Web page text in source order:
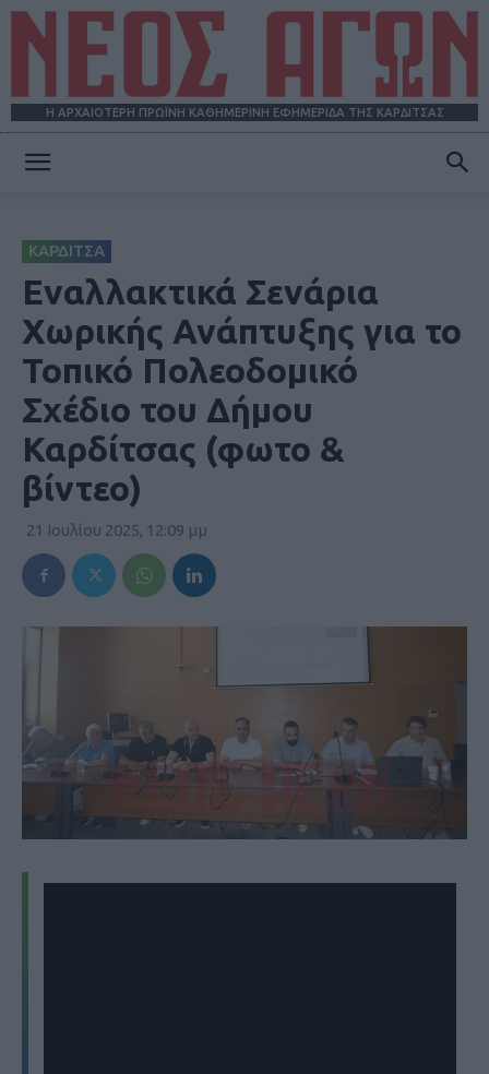
Η ΑΡΧΑΙΟΤΕΡΗ ΠΡΩΪΝΗ ΚΑΘΗΜΕΡΙΝΗ ΕΦΗΜΕΡΙΔΑ ΤΗΣ ΚΑΡΔΙΤΣΑΣ
ΚΑΡΔΙΤΣΑ
Εναλλακτικά Σενάρια
Χωρικής Ανάπτυξης για το
Τοπικό Πολεοδομικό
Σχέδιο του Δήμου
Καρδίτσας (φωτο &
βίντεο)
21 Ιουλίου 2025, 12:09 μμ